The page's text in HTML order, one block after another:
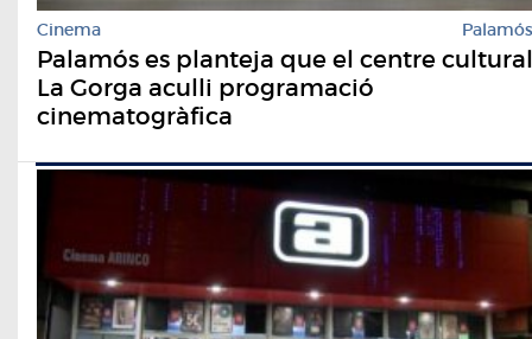
Cinema Palamós
Palamós es planteja que el centre cultural
La Gorga aculli programació
cinematogràfica